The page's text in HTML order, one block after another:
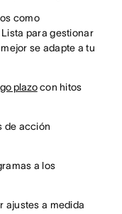
como
para gestionar
se adapte a tu
plazocon hitos
de acción
a los
ajustes a medida